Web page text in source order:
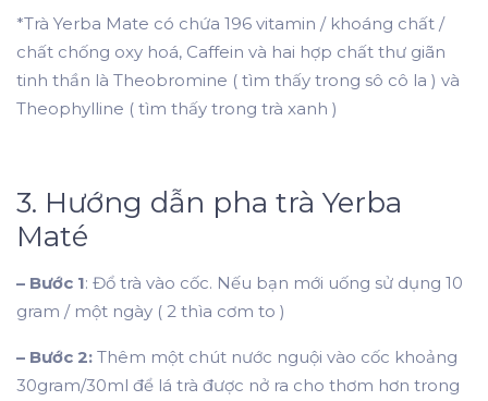
*Trà Yerba Mate có chứa 196 vitamin / khoáng chất /
chất chống oxy hoá, Caffein và hai hợp chất thư giãn
tinh thần là Theobromine ( tìm thấy trong sô cô la ) và
Theophylline ( tìm thấy trong trà xanh )
3. Hướng dẫn pha trà Yerba
Maté
– Bước 1: Đổ trà vào cốc. Nếu bạn mới uống sử dụng 10
gram / một ngày ( 2 thìa cơm to )
– Bước 2: Thêm một chút nước nguội vào cốc khoảng
30gram/30ml để lá trà được nở ra cho thơm hơn trong